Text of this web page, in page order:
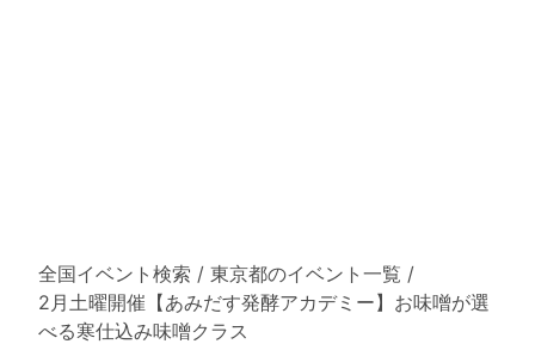
全国イベント検索 / 東京都のイベント一覧 /
2月土曜開催【あみだす発酵アカデミー】お味噌が選
べる寒仕込み味噌クラス